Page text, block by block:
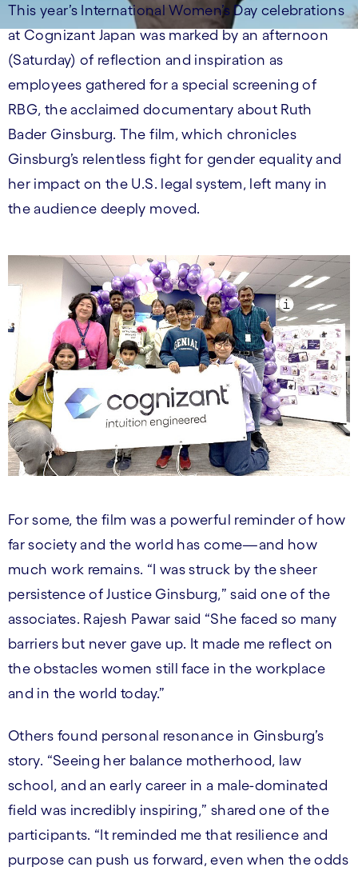
This year’s International Women’s Day celebrations
at Cognizant Japan was marked by an afternoon
(Saturday) of reflection and inspiration as
employees gathered for a special screening of
RBG, the acclaimed documentary about Ruth
Bader Ginsburg. The film, which chronicles
Ginsburg’s relentless fight for gender equality and
her impact on the U.S. legal system, left many in
the audience deeply moved.
For some, the film was a powerful reminder of how
far society and the world has come—and how
much work remains. “I was struck by the sheer
persistence of Justice Ginsburg,” said one of the
associates. Rajesh Pawar said “She faced so many
barriers but never gave up. It made me reflect on
the obstacles women still face in the workplace
and in the world today.”
Others found personal resonance in Ginsburg’s
story. “Seeing her balance motherhood, law
school, and an early career in a male-dominated
field was incredibly inspiring,” shared one of the
participants. “It reminded me that resilience and
purpose can push us forward, even when the odds